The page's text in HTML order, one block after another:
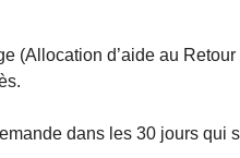
(Allocation d’aide au Retour
dans les 30 jours qui